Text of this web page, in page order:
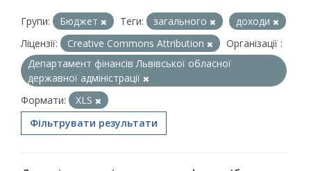
Групи: Бюджет Теги: загального
доходи
Ліцензії:
Creative Commons Attribution
Організації :
Департамент фінансів Львівської обласної
державної адміністрації
Формати:
XLS
Фільтрувати результати